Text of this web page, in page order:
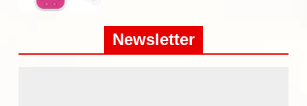
Newsletter